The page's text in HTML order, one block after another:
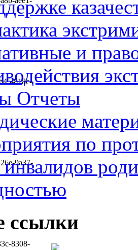
и
Отчеты
по
ссылки